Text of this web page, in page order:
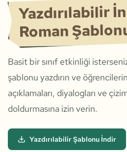
Yazdırılabilir
Roman
Basit bir sınıf etkinliği
şablonu yazdırın ve
açıklamaları, diyalogları ve
doldurmasına izin verin.
Yazdırılabilir Şablonu İndir